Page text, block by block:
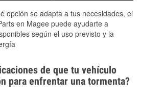
opción se adapta a tus necesidades, el
en Magee puede ayudarte a
según el uso previsto y la
de que tu vehículo
para enfrentar una tormenta?